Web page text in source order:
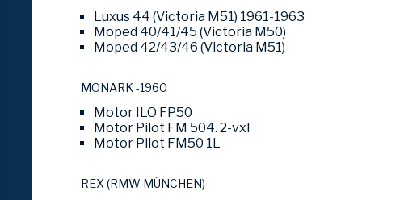
Luxus 44 (Victoria M51) 1961-1963
Moped 40/41/45 (Victoria M50)
Moped 42/43/46 (Victoria M51)
MONARK -1960
Motor ILO FP50
Motor Pilot FM 504. 2-vxl
Motor Pilot FM50 1L
REX (RMW MÜNCHEN)